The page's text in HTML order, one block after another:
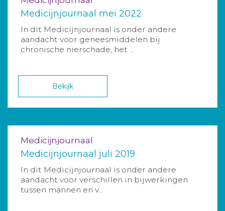
Medicijnjournaal mei 2022
In dit Medicijnjournaal is onder andere
aandacht voor geneesmiddelen bij
chronische nierschade, het ...
Bekijk
Medicijnjournaal
Medicijnjournaal juli 2019
In dit Medicijnjournaal is onder andere
aandacht voor verschillen in bijwerkingen
tussen mannen en v...